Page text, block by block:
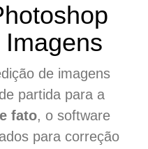
de imagens
partida para a
fato, o software
para correção